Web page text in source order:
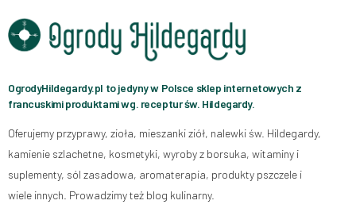
OgrodyHildegardy.pl to jedyny w Polsce sklep internetowych z
francuskimi produktami wg. receptur św. Hildegardy.
Oferujemy przyprawy, zioła, mieszanki ziół, nalewki św. Hildegardy,
kamienie szlachetne, kosmetyki, wyroby z borsuka, witaminy i
suplementy, sól zasadowa, aromaterapia, produkty pszczele i
wiele innych. Prowadzimy też blog kulinarny.